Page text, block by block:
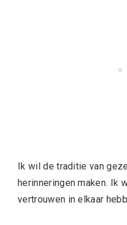
Ik wil de traditie van
herinneringen maken. Ik
vertrouwen in elkaar